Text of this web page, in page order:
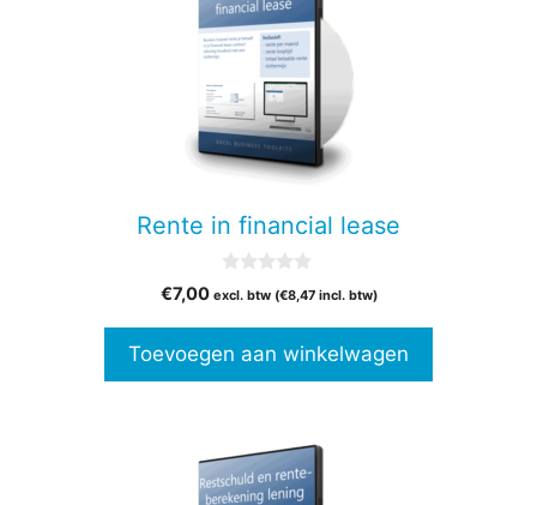
Rente in financial lease
v
5
€7,00 excl. btw (€8,47incl. btw)
Toevoegen aan winkelwagen